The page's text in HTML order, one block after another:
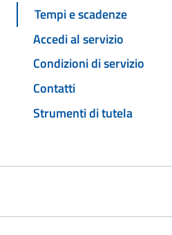
Tempi e scadenze
Accedi al servizio
Condizioni di servizio
Contatti
Strumenti di tutela